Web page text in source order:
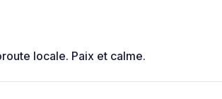
locale. Paix et calme.